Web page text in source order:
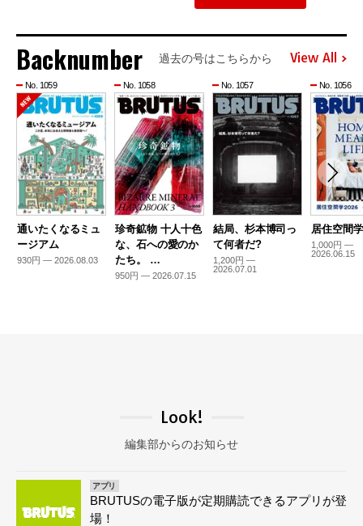
Backnumber 過去の号はこちらから View All
No. 1059
通いたくなるミュ
ージアム
930円 — 2026.08.03
No. 1058
珍奇鉱物 十人十色
な、石への愛のか
たち。 …
950円 — 2026.07.15
No. 1057
結局、杉本博司っ
て何者だ?
1,200円 —
2026.07.01
No. 1056
居住空間
1,000円 —
2026.06.15
Look!
編集部からのお知らせ
アプリ
BRUTUSの電子版が定期購読できるアプリが登
場！